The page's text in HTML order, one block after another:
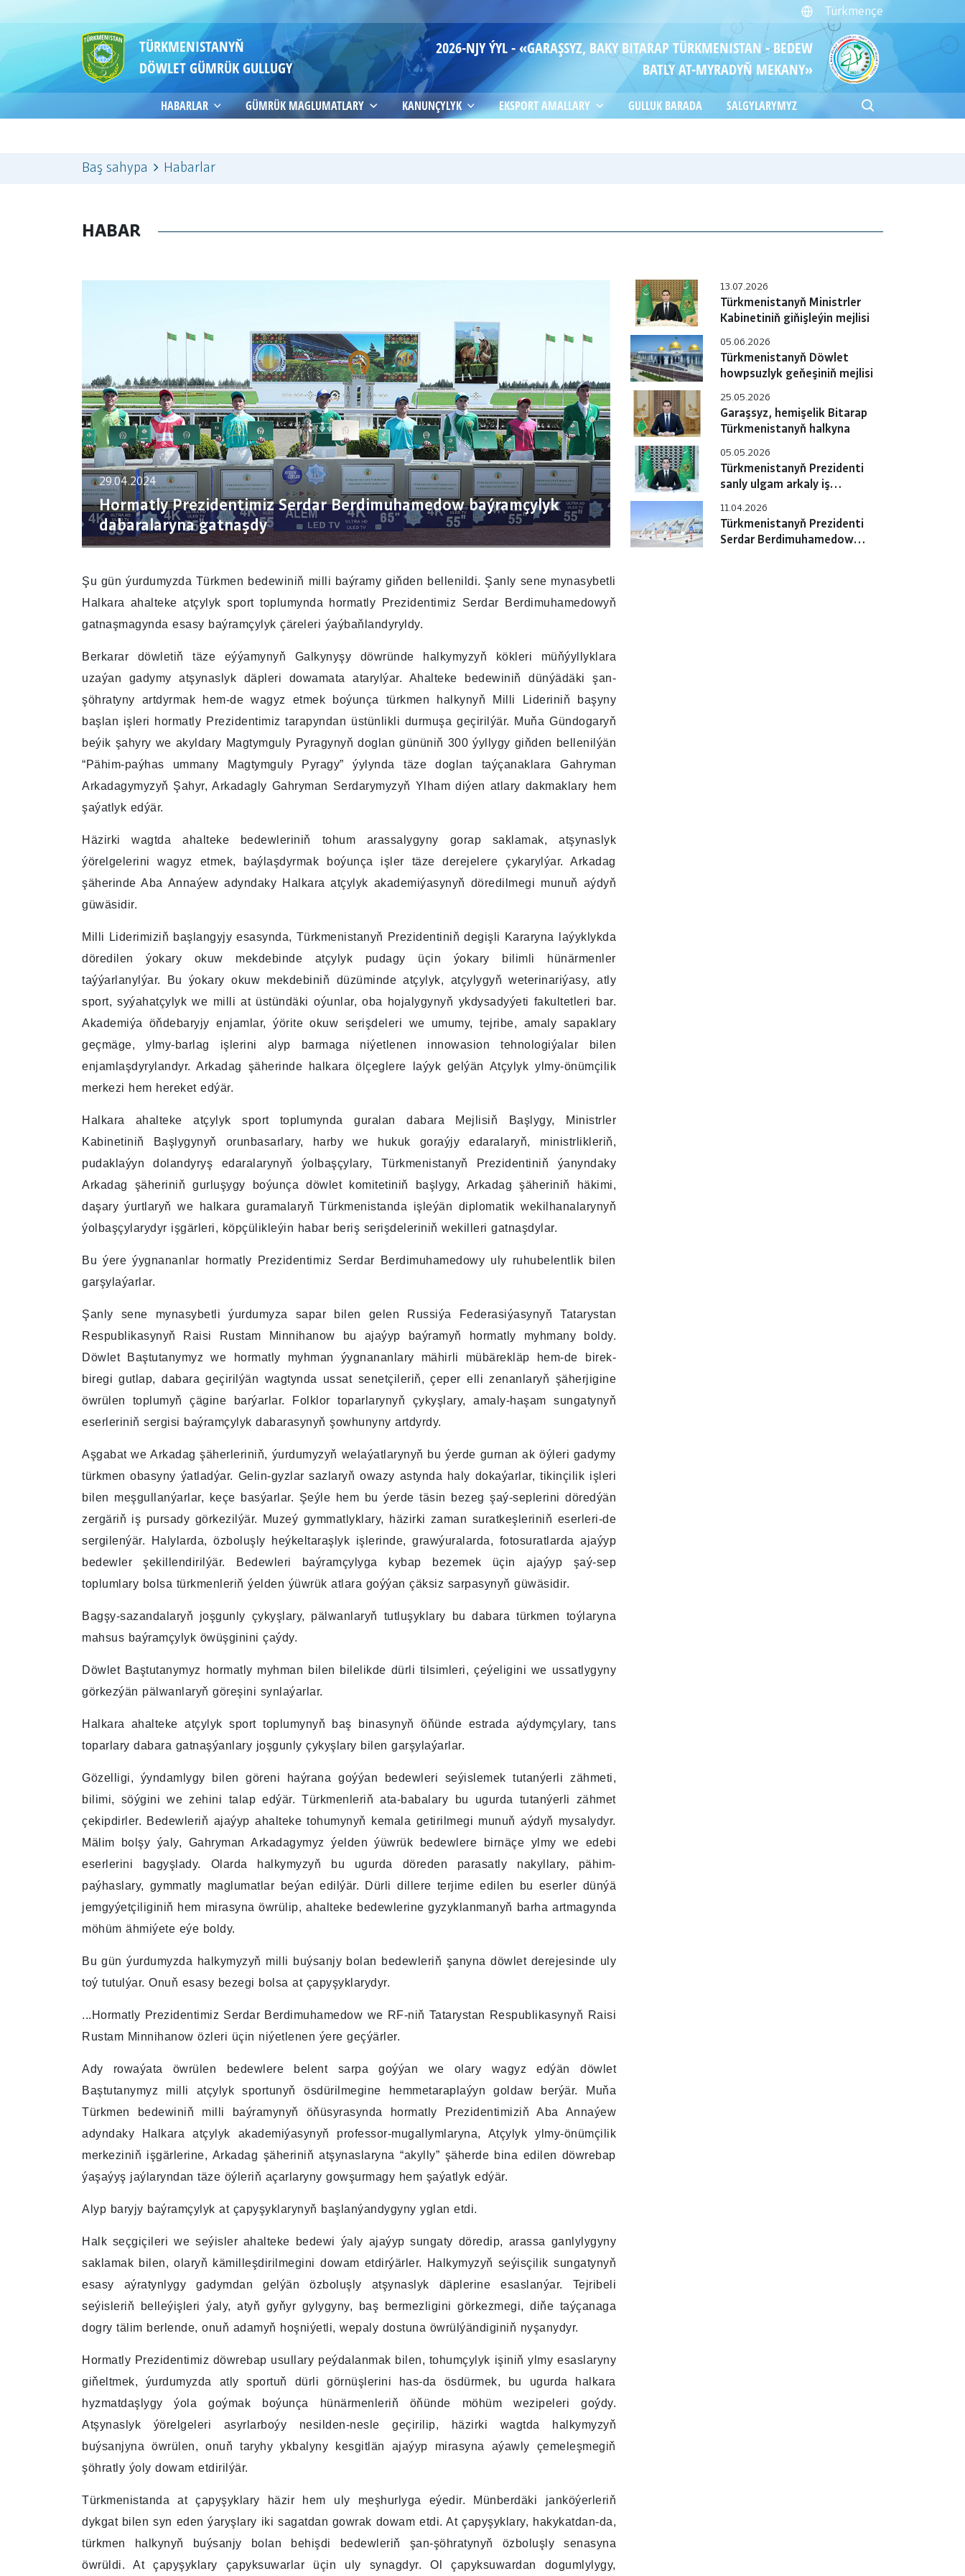
Türkmençe
TÜRKMENISTANYŇ
DÖWLET GÜMRÜK GULLUGY
2026-NJY ÝYL - «GARAŞSYZ, BAKY BITARAP TÜRKMENISTAN - BEDEW
BATLY AT-MYRADYŇ MEKANY»
HABARLAR GÜMRÜK MAGLUMATLARY KANUNÇYLYK EKSPORT AMALLARY GULLUK BARADA SALGYLARYMYZ
Baş sahypa Habarlar
HABAR
29.04.2024
Hormatly Prezidentimiz Serdar Berdimuhamedow baýramçylyk
dabaralaryna gatnaşdy
13.07.2026
Türkmenistanyň Ministrler
Kabinetiniň giňişleýin mejlisi
05.06.2026
Türkmenistanyň Döwlet
howpsuzlyk geňeşiniň mejlisi
25.05.2026
Garaşsyz, hemişelik Bitarap
Türkmenistanyň halkyna
05.05.2026
Türkmenistanyň Prezidenti
sanly ulgam arkaly iş
11.04.2026
Türkmenistanyň Prezidenti
Serdar Berdimuhamedow
Şu gün ýurdumyzda Türkmen bedewiniň milli baýramy giňden bellenildi. Şanly sene mynasybetli
Halkara ahalteke atçylyk sport toplumynda hormatly Prezidentimiz Serdar Berdimuhamedowyň
gatnaşmagynda esasy baýramçylyk çäreleri ýaýbaňlandyryldy.
Berkarar döwletiň täze eýýamynyň Galkynyşy döwründe halkymyzyň kökleri müňýyllyklara
uzaýan gadymy atşynaslyk däpleri dowamata atarylýar. Ahalteke bedewiniň dünýädäki şan-
şöhratyny artdyrmak hem-de wagyz etmek boýunça türkmen halkynyň Milli Lideriniň başyny
başlan işleri hormatly Prezidentimiz tarapyndan üstünlikli durmuşa geçirilýär. Muňa Gündogaryň
beýik şahyry we akyldary Magtymguly Pyragynyň doglan gününiň 300 ýyllygy giňden bellenilýän
“Pähim-paýhas ummany Magtymguly Pyragy” ýylynda täze doglan taýçanaklara Gahryman
Arkadagymyzyň Şahyr, Arkadagly Gahryman Serdarymyzyň Ylham diýen atlary dakmaklary hem
şaýatlyk edýär.
Häzirki wagtda ahalteke bedewleriniň tohum arassalygyny gorap saklamak, atşynaslyk
ýörelgelerini wagyz etmek, baýlaşdyrmak boýunça işler täze derejelere çykarylýar. Arkadag
şäherinde Aba Annaýew adyndaky Halkara atçylyk akademiýasynyň döredilmegi munuň aýdyň
güwäsidir.
Milli Liderimiziň başlangyjy esasynda, Türkmenistanyň Prezidentiniň degişli Kararyna laýyklykda
döredilen ýokary okuw mekdebinde atçylyk pudagy üçin ýokary bilimli hünärmenler
taýýarlanylýar. Bu ýokary okuw mekdebiniň düzüminde atçylyk, atçylygyň weterinariýasy, atly
sport, syýahatçylyk we milli at üstündäki oýunlar, oba hojalygynyň ykdysadyýeti fakultetleri bar.
Akademiýa öňdebaryjy enjamlar, ýörite okuw serişdeleri we umumy, tejribe, amaly sapaklary
geçmäge, ylmy-barlag işlerini alyp barmaga niýetlenen innowasion tehnologiýalar bilen
enjamlaşdyrylandyr. Arkadag şäherinde halkara ölçeglere laýyk gelýän Atçylyk ylmy-önümçilik
merkezi hem hereket edýär.
Halkara ahalteke atçylyk sport toplumynda guralan dabara Mejlisiň Başlygy, Ministrler
Kabinetiniň Başlygynyň orunbasarlary, harby we hukuk goraýjy edaralaryň, ministrlikleriň,
pudaklaýyn dolandyryş edaralarynyň ýolbaşçylary, Türkmenistanyň Prezidentiniň ýanyndaky
Arkadag şäheriniň gurluşygy boýunça döwlet komitetiniň başlygy, Arkadag şäheriniň häkimi,
daşary ýurtlaryň we halkara guramalaryň Türkmenistanda işleýän diplomatik wekilhanalarynyň
ýolbaşçylarydyr işgärleri, köpçülikleýin habar beriş serişdeleriniň wekilleri gatnaşdylar.
Bu ýere ýygnananlar hormatly Prezidentimiz Serdar Berdimuhamedowy uly ruhubelentlik bilen
garşylaýarlar.
Şanly sene mynasybetli ýurdumyza sapar bilen gelen Russiýa Federasiýasynyň Tatarystan
Respublikasynyň Raisi Rustam Minnihanow bu ajaýyp baýramyň hormatly myhmany boldy.
Döwlet Baştutanymyz we hormatly myhman ýygnananlary mähirli mübärekläp hem-de birek-
biregi gutlap, dabara geçirilýän wagtynda ussat senetçileriň, çeper elli zenanlaryň şäherjigine
öwrülen toplumyň çägine barýarlar. Folklor toparlarynyň çykyşlary, amaly-haşam sungatynyň
eserleriniň sergisi baýramçylyk dabarasynyň şowhunyny artdyrdy.
Aşgabat we Arkadag şäherleriniň, ýurdumyzyň welaýatlarynyň bu ýerde gurnan ak öýleri gadymy
türkmen obasyny ýatladýar. Gelin-gyzlar sazlaryň owazy astynda haly dokaýarlar, tikinçilik işleri
bilen meşgullanýarlar, keçe basýarlar. Şeýle hem bu ýerde täsin bezeg şaý-seplerini döredýän
zergäriň iş pursady görkezilýär. Muzeý gymmatlyklary, häzirki zaman suratkeşleriniň eserleri-de
sergilenýär. Halylarda, özboluşly heýkeltaraşlyk işlerinde, grawýuralarda, fotosuratlarda ajaýyp
bedewler şekillendirilýär. Bedewleri baýramçylyga kybap bezemek üçin ajaýyp şaý-sep
toplumlary bolsa türkmenleriň ýelden ýüwrük atlara goýýan çäksiz sarpasynyň güwäsidir.
Bagşy-sazandalaryň joşgunly çykyşlary, pälwanlaryň tutluşyklary bu dabara türkmen toýlaryna
mahsus baýramçylyk öwüşginini çaýdy.
Döwlet Baştutanymyz hormatly myhman bilen bilelikde dürli tilsimleri, çeýeligini we ussatlygyny
görkezýän pälwanlaryň göreşini synlaýarlar.
Halkara ahalteke atçylyk sport toplumynyň baş binasynyň öňünde estrada aýdymçylary, tans
toparlary dabara gatnaşýanlary joşgunly çykyşlary bilen garşylaýarlar.
Gözelligi, ýyndamlygy bilen göreni haýrana goýýan bedewleri seýislemek tutanýerli zähmeti,
bilimi, söýgini we zehini talap edýär. Türkmenleriň ata-babalary bu ugurda tutanýerli zähmet
çekipdirler. Bedewleriň ajaýyp ahalteke tohumynyň kemala getirilmegi munuň aýdyň mysalydyr.
Mälim bolşy ýaly, Gahryman Arkadagymyz ýelden ýüwrük bedewlere birnäçe ylmy we edebi
eserlerini bagyşlady. Olarda halkymyzyň bu ugurda döreden parasatly nakyllary, pähim-
paýhaslary, gymmatly maglumatlar beýan edilýär. Dürli dillere terjime edilen bu eserler dünýä
jemgyýetçiliginiň hem mirasyna öwrülip, ahalteke bedewlerine gyzyklanmanyň barha artmagynda
möhüm ähmiýete eýe boldy.
Bu gün ýurdumyzda halkymyzyň milli buýsanjy bolan bedewleriň şanyna döwlet derejesinde uly
toý tutulýar. Onuň esasy bezegi bolsa at çapyşyklarydyr.
...Hormatly Prezidentimiz Serdar Berdimuhamedow we RF-niň Tatarystan Respublikasynyň Raisi
Rustam Minnihanow özleri üçin niýetlenen ýere geçýärler.
Ady rowaýata öwrülen bedewlere belent sarpa goýýan we olary wagyz edýän döwlet
Baştutanymyz milli atçylyk sportunyň ösdürilmegine hemmetaraplaýyn goldaw berýär. Muňa
Türkmen bedewiniň milli baýramynyň öňüsyrasynda hormatly Prezidentimiziň Aba Annaýew
adyndaky Halkara atçylyk akademiýasynyň professor-mugallymlaryna, Atçylyk ylmy-önümçilik
merkeziniň işgärlerine, Arkadag şäheriniň atşynaslaryna “akylly” şäherde bina edilen döwrebap
ýaşaýyş jaýlaryndan täze öýleriň açarlaryny gowşurmagy hem şaýatlyk edýär.
Alyp baryjy baýramçylyk at çapyşyklarynyň başlanýandygyny yglan etdi.
Halk seçgiçileri we seýisler ahalteke bedewi ýaly ajaýyp sungaty döredip, arassa ganlylygyny
saklamak bilen, olaryň kämilleşdirilmegini dowam etdirýärler. Halkymyzyň seýisçilik sungatynyň
esasy aýratynlygy gadymdan gelýän özboluşly atşynaslyk däplerine esaslanýar. Tejribeli
seýisleriň belleýişleri ýaly, atyň gyňyr gylygyny, baş bermezligini görkezmegi, diňe taýçanaga
dogry tälim berlende, onuň adamyň hoşniýetli, wepaly dostuna öwrülýändiginiň nyşanydyr.
Hormatly Prezidentimiz döwrebap usullary peýdalanmak bilen, tohumçylyk işiniň ylmy esaslaryny
giňeltmek, ýurdumyzda atly sportuň dürli görnüşlerini has-da ösdürmek, bu ugurda halkara
hyzmatdaşlygy ýola goýmak boýunça hünärmenleriň öňünde möhüm wezipeleri goýdy.
Atşynaslyk ýörelgeleri asyrlarboýy nesilden-nesle geçirilip, häzirki wagtda halkymyzyň
buýsanjyna öwrülen, onuň taryhy ykbalyny kesgitlän ajaýyp mirasyna aýawly çemeleşmegiň
şöhratly ýoly dowam etdirilýär.
Türkmenistanda at çapyşyklary häzir hem uly meşhurlyga eýedir. Münberdäki janköýerleriň
dykgat bilen syn eden ýaryşlary iki sagatdan gowrak dowam etdi. At çapyşyklary, hakykatdan-da,
türkmen halkynyň buýsanjy bolan behişdi bedewleriň şan-şöhratynyň özboluşly senasyna
öwrüldi. At çapyşyklary çapyksuwarlar üçin uly synagdyr. Ol çapyksuwardan dogumlylygy,